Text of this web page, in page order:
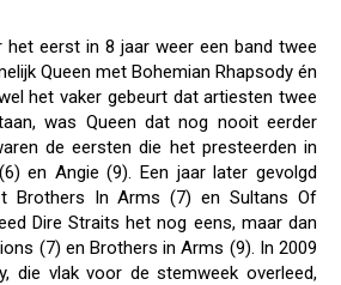
eerst in 8 jaar weer een band twee
Queen met Bohemian Rhapsody én
het vaker gebeurt dat artiesten twee
was Queen dat nog nooit eerder
de eersten die het presteerden in
en Angie (9). Een jaar later gevolgd
Brothers In Arms (7) en Sultans Of
Dire Straits het nog eens, maar dan
(7) en Brothers in Arms (9). In 2009
die vlak voor de stemweek overleed,